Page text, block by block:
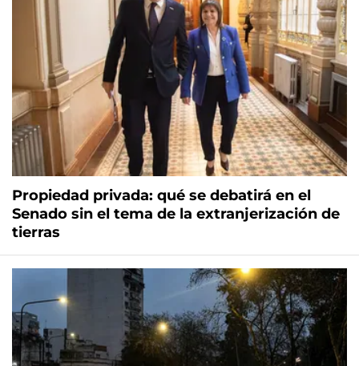
Propiedad privada: qué se debatirá en el
Senado sin el tema de la extranjerización de
tierras